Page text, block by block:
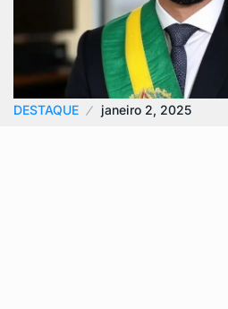
DESTAQUE janeiro 2, 2025